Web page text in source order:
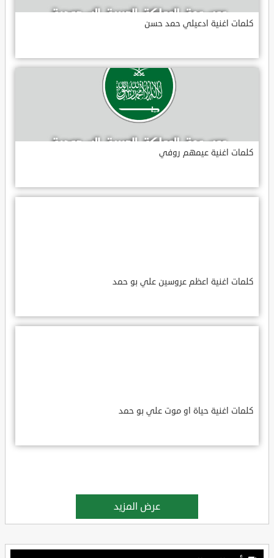
كلمات اغنية ادعيلي حمد حسن
كلمات اغنية عيمهم روفي
كلمات اغنية اعظم عروسين علي بو حمد
كلمات اغنية حياة او موت علي بو حمد
عرض المزيد